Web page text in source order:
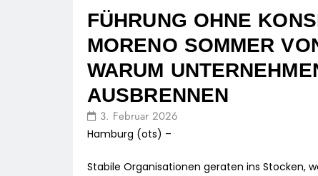
FÜHRUNG OHNE
MORENO SOMMER
WARUM
AUSBRENNEN
3. Februar 2026
Hamburg (ots) –
Stabile Organisationen geraten ins Stocken,